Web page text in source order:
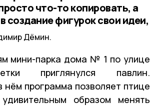
что-то копировать, а
создание фигурок свои идеи,
Дёмин.
мини-парка дома № 1 по улице
приглянулся павлин.
нём программа позволяет птице
образом менять